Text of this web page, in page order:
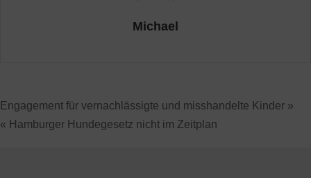
Michael
Engagement für vernachlässigte und misshandelte Kinder »
« Hamburger Hundegesetz nicht im Zeitplan